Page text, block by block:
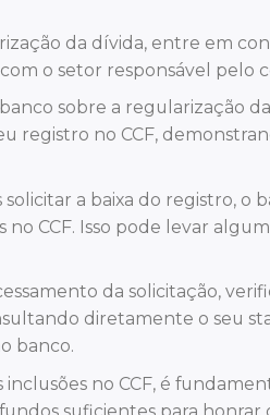
da dívida, entre em
o setor responsável pelo
sobre a regularização
registro no CCF,
a baixa do registro, o
CCF. Isso pode levar
da solicitação,
diretamente o seu
banco.
no CCF, é
suficientes para honrar